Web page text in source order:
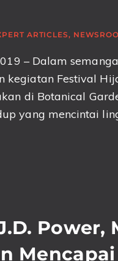
ARTICLES,
– Dalam
kegiatan Festival
di Botanical
yang mencintai
Power,